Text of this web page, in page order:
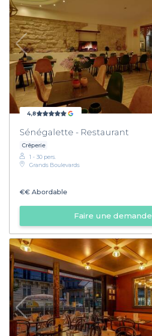
4,8
Sénégalette - Restaurant
Crêperie
1 - 30 pers.
Grands Boulevards
€€ Abordable
Faire une demande